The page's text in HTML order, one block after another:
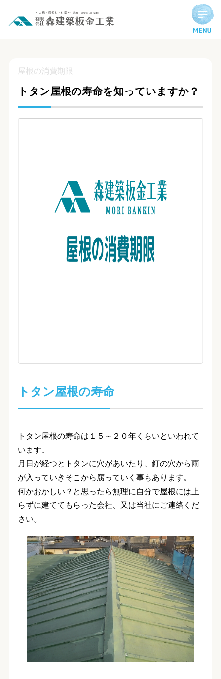
トタン屋根の寿命を知っていますか？
屋根の消費期限
トタン屋根の寿命を知っていますか？
トタン屋根の寿命
トタン屋根の寿命は１５～２０年くらいといわれて
います。
月日が経つとトタンに穴があいたり、釘の穴から雨
が入っていきそこから腐っていく事もあります。
何かおかしい？と思ったら無理に自分で屋根には上
らずに建ててもらった会社、又は当社にご連絡くだ
さい。